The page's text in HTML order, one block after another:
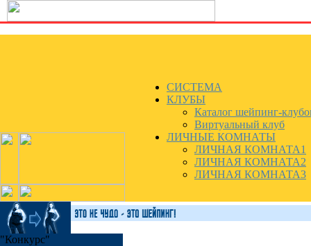
СИСТЕМА
КЛУБЫ
Каталог шейпинг-
Виртуальный клуб
ЛИЧНЫЕ КОМНАТЫ
ЛИЧНАЯ КОМНАТА1
ЛИЧНАЯ КОМНАТА2
ЛИЧНАЯ КОМНАТА3
"Конкурс"